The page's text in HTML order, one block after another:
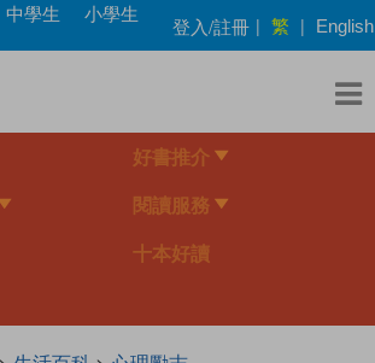
中學生
小學生
登入/註冊 | 繁 | English
好書推介
閱讀服務
十本好讀